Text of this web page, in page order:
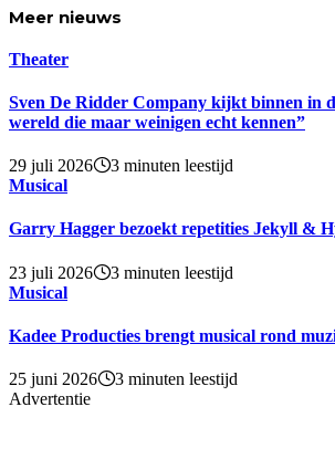
Meer nieuws
Theater
Sven De Ridder Company kijkt binnen in
wereld die maar weinigen echt kennen”
29 juli 2026
3 minuten leestijd
Musical
Garry Hagger bezoekt repetities Jekyll &
23 juli 2026
3 minuten leestijd
Musical
Kadee Producties brengt musical rond
25 juni 2026
3 minuten leestijd
Advertentie